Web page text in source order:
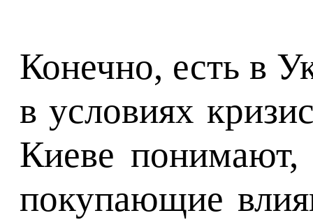
Конечно, есть в
в условиях
Киеве понимают,
покупающие